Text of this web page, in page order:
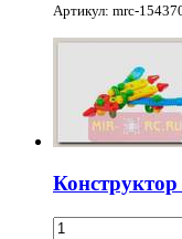
Артикул: mrc-